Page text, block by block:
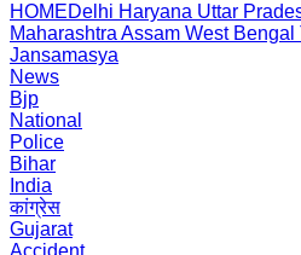
HOMEDelhi Haryana Uttar
Maharashtra Assam West Bengal
Jansamasya
News
Bjp
National
Police
Bihar
India
कांग्रेस
Gujarat
Accident